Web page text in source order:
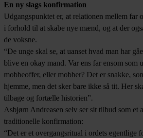
En ny slags konfirmation
Udgangspunktet er, at relationen mellem far
i forhold til at skabe nye mænd, og at der
de voksne.
“De unge skal se, at uanset hvad man har
blive en okay mand. Var ens far ensom som
mobbeoffer, eller mobber? Det er snakke,
hjemme, men det sker bare ikke så tit. Her
tilbage og fortælle historien”.
Asbjørn Andreasen selv ser sit tilbud som et
traditionelle konfirmation:
“Det er et overgangsritual i ordets egentlige